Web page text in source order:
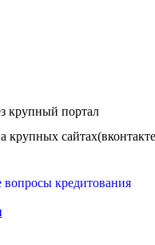
крупный портал
крупных
кредитования